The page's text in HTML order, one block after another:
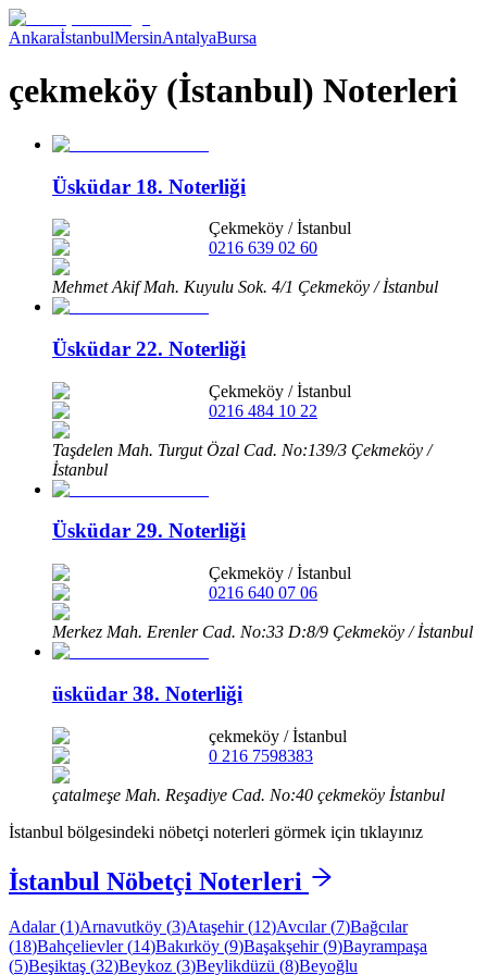
AnkaraİstanbulMersinAntalyaBursa
çekmeköy (İstanbul) Noterleri
Üsküdar 18. Noterliği
Çekmeköy /İstanbul
0216 639 02 60
Mehmet Akif Mah. Kuyulu Sok. 4/1 Çekmeköy / İstanbul
Üsküdar 22. Noterliği
Çekmeköy /İstanbul
0216 484 10 22
Taşdelen Mah. Turgut Özal Cad. No:139/3 Çekmeköy /
İstanbul
Üsküdar 29. Noterliği
Çekmeköy /İstanbul
0216 640 07 06
Merkez Mah. Erenler Cad. No:33 D:8/9 Çekmeköy / İstanbul
üsküdar 38. Noterliği
çekmeköy /İstanbul
0 216 7598383
çatalmeşe Mah. Reşadiye Cad. No:40 çekmeköy İstanbul
İstanbul bölgesindeki nöbetçi noterleri görmek için tıklayınız
İstanbul Nöbetçi Noterleri
Adalar(1)Arnavutköy (3)Ataşehir(12)Avcılar(7)Bağcılar
(18)Bahçelievler(14)Bakırköy (9)Başakşehir(9)Bayrampaşa
(5)Beşiktaş (32)Beykoz (3)Beylikdüzü (8)Beyoğlu